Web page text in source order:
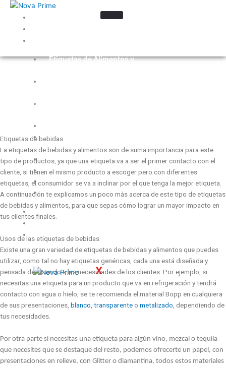
Etiquetas de Alimentos y
Etiquetas para
Farmacéutica
Etiquetas para Ferretería
Etiquetas para Limpieza
Etiquetas Promocionales
Etiquetas para Químicos
Materiales
Contacto
X
ETIQUETAS DE
BEBIDAS
Etiquetas de bebidas
La etiquetas de bebidas y alimentos son de suma importancia para este
tipo de productos, ya que una etiqueta va a ser el primer contacto con el
cliente, si tienen el mismo producto a escoger pero con diferentes
etiquetas, el consumidor se va a inclinar por el que tenga la mejor etiqueta.
A continuación te explicamos un poco más acerca de este tipo de etiquetas
de bebidas y alimentos, para que sepas cómo lograr un mayor impacto en
tus clientes finales.
Usos de las etiquetas de bebidas
Existe una gran variedad de etiquetas de bebidas y alimentos que puedes
utilizar, como tal no hay etiquetas genéricas, cada una está diseñada y
pensada de acuerdo a las necesidades de los clientes. Por ejemplo, si
necesitas una etiqueta para un producto que va en refrigeración y tendrá
contacto con agua o hielo, se te recomienda el material Bopp en cualquiera
de sus presentaciones, blanco transparenteo metalizado , dependiendo de
tus necesidades.
Por otra parte si necesitas una etiqueta para algún vino, mezcal o tequila
que necesites que se destaque del resto, podemos ofrecerte un papel, con
presentaciones en relieve, con Glitter o diamantina, todos estos materiales